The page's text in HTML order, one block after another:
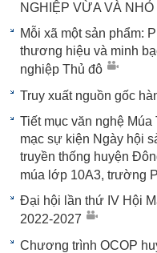
NGHIỆP VỪA VÀ NHỎ
Mỗi xã một sản phẩm:
thương hiệu và minh
nghiệp Thủ đô
Truy xuất nguồn gốc
Tiết mục văn nghệ
mạc sự kiện Ngày hội
truyền thống huyện
múa lớp 10A3, trường
Đại hội lần thứ IV Hội
2022-2027
Chương trình OCOP